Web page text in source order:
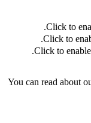
Click
Click
Click to
You can read